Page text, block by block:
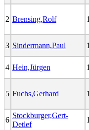
2 Brensing,Rolf
3 Sindermann,Paul
4 Hein,Jürgen
5 Fuchs,Gerhard
6
Stockburger,Gert-
Detlef